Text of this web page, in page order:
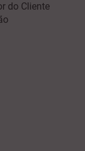
do Cliente